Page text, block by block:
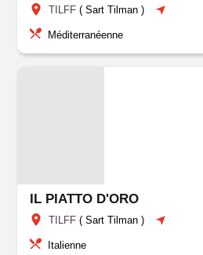
TILFF (Sart Tilman )
Méditerranéenne
IL PIATTO D'ORO
TILFF (Sart Tilman )
Italienne